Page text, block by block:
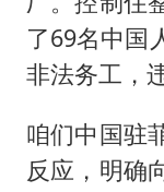
了69名中国
非法务工，
咱们中国驻
反应，明确